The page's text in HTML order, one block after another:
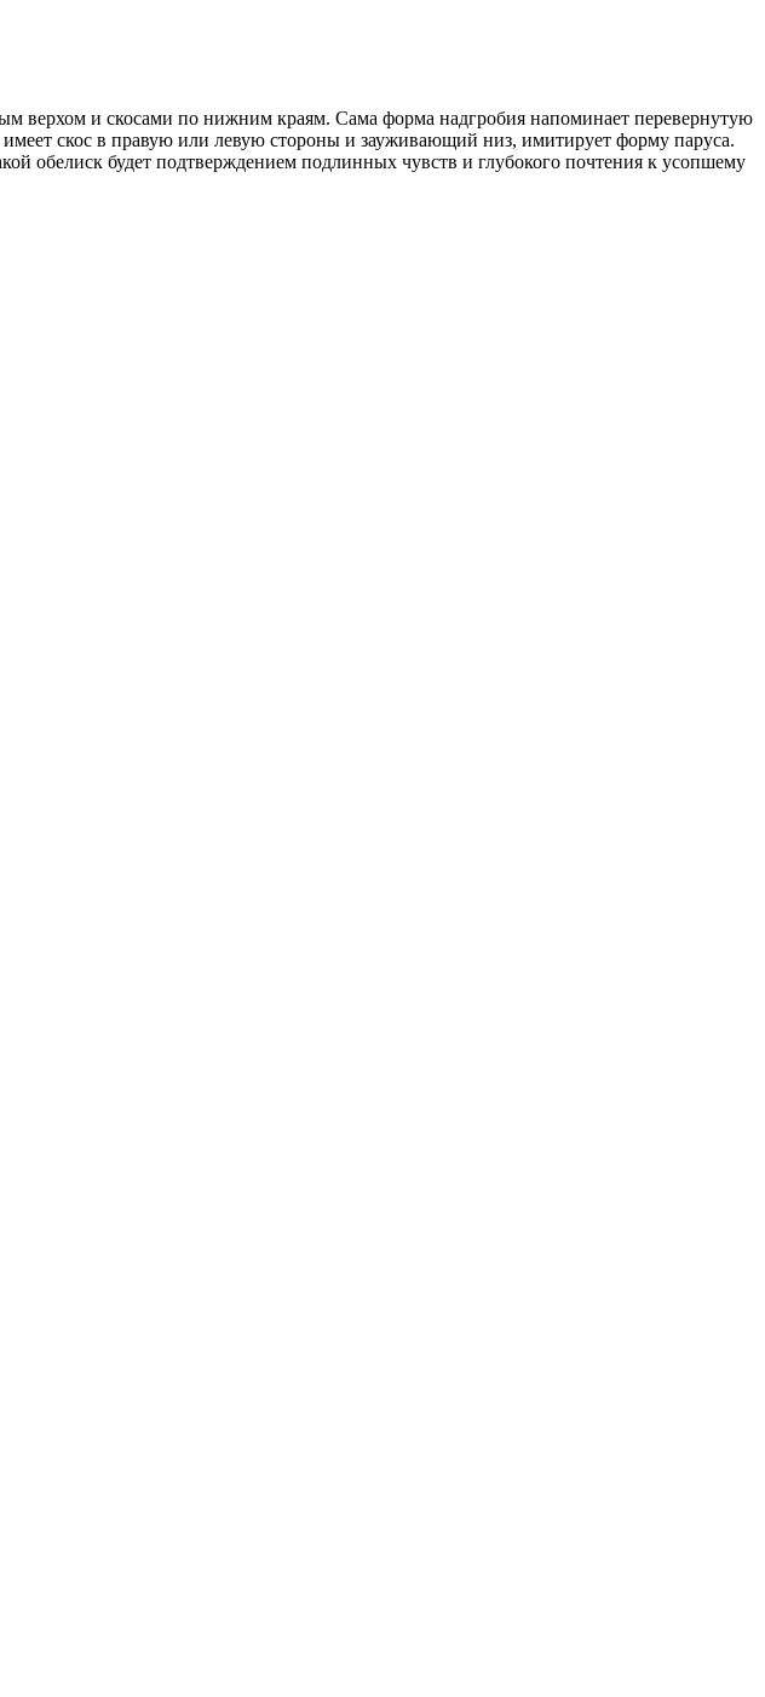
верхом и скосами по нижним краям. Сама форма надгробия напоминает перевернутую
скос в правую или левую стороны и зауживающий низ, имитирует форму паруса.
обелиск будет подтверждением подлинных чувств и глубокого почтения к усопшему